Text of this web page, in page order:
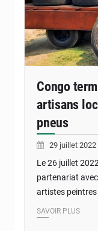
Congo
artisans
pneus
29 juillet 2022
Le 26 juillet
partenariat
artistes peintres
SAVOIR PLUS